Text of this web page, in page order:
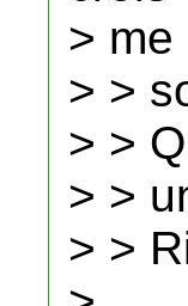
> me
> >
> >
> >
> >